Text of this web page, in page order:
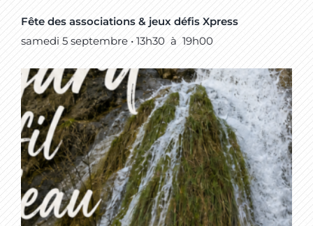
Fête des associations & jeux défis Xpress
samedi 5 septembre • 13h30 à 19h00